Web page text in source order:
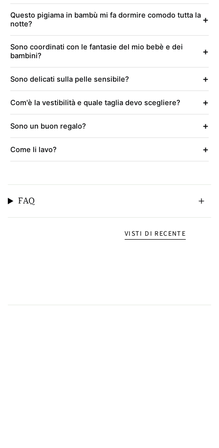
Questo pigiama in bambù mi fa dormire comodo tutta la
notte?
+
Sono coordinati con le fantasie del mio bebè e dei
bambini?
+
Sono delicati sulla pelle sensibile? +
Com'è la vestibilità e quale taglia devo scegliere? +
Sono un buon regalo? +
Come li lavo? +
FAQ
VISTI DI RECENTE